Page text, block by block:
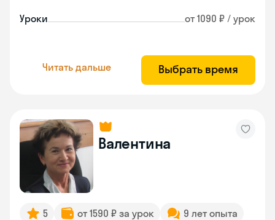
Уроки от 1090 ₽ / урок
Читать дальше Выбрать время
Валентина
5 от 1590 ₽ за урок
9 лет опыта